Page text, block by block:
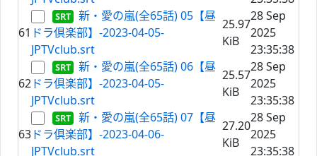
61
新・愛の嵐(全65話) 05【昼
ドラ倶楽部】-2023-04-05-
JPTVclub.srt
25.97
KiB
28 Sep
2025
23:35:38
62
新・愛の嵐(全65話) 06【昼
ドラ倶楽部】-2023-04-05-
JPTVclub.srt
25.57
KiB
28 Sep
2025
23:35:38
63
新・愛の嵐(全65話) 07【昼
ドラ倶楽部】-2023-04-06-
JPTVclub.srt
27.20
KiB
28 Sep
2025
23:35:38